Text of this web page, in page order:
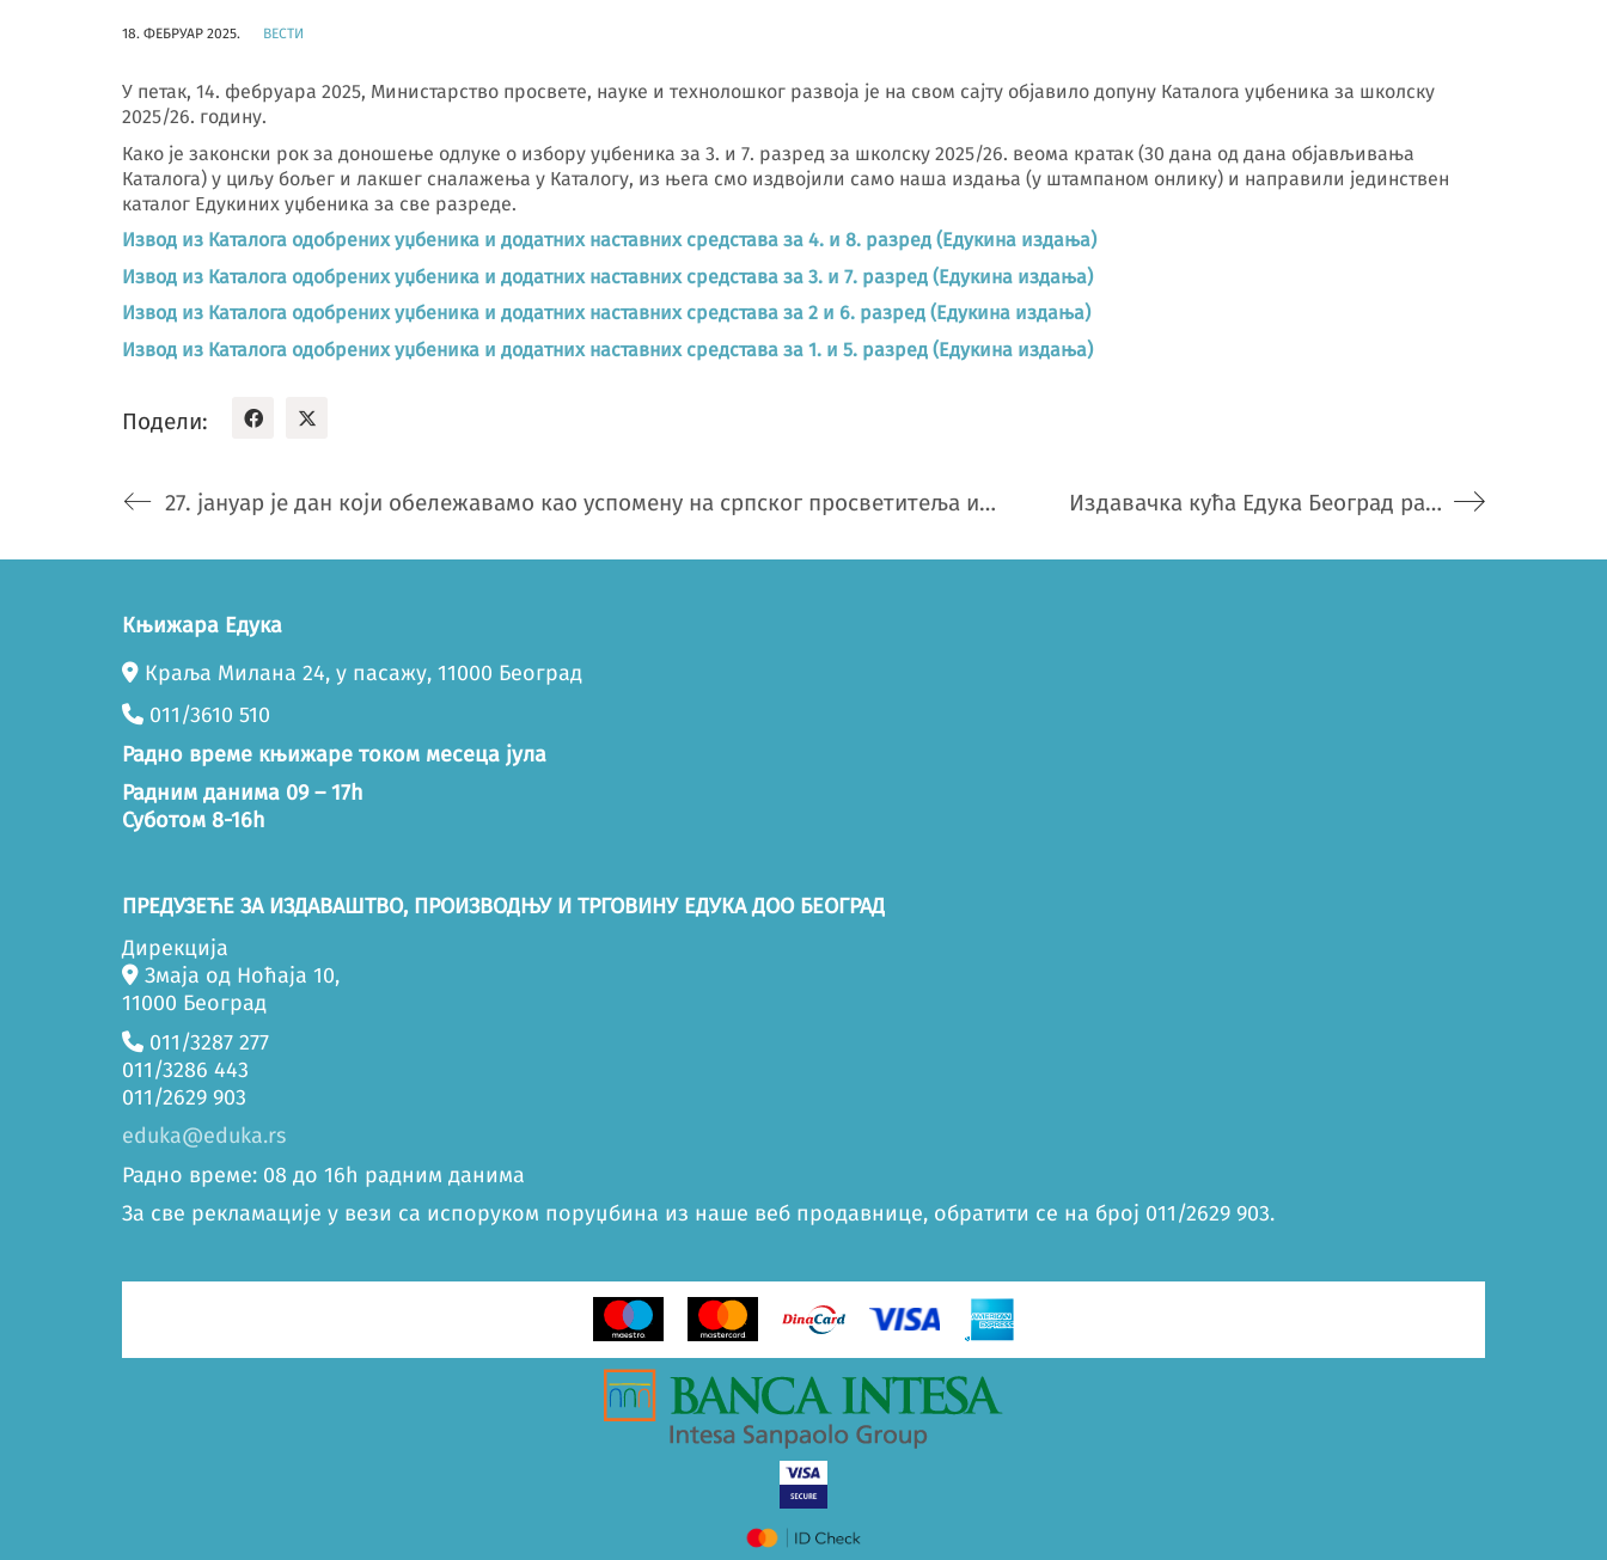
18. ФЕБРУАР 2025. ВЕСТИ
У петак, 14. фебруара 2025, Министарство просвете, науке и технолошког развоја је на свом сајту објавило допуну Каталога уџбеника за школску
2025/26. годину.
Како је законски рок за доношење одлуке о избору уџбеника за 3. и 7. разред за школску 2025/26. веома кратак (30 дана од дана објављивања
Каталога) у циљу бољег и лакшег сналажења у Каталогу, из њега смо издвојили само наша издања (у штампаном онлику) и направили јединствен
каталог Едукиних уџбеника за све разреде.
Извод из Каталога одобрених уџбеника и додатних наставних средстава за 4. и 8. разред (Едукина издања)
Извод из Каталога одобрених уџбеника и додатних наставних средстава за 3. и 7. разред (Едукина издања)
Извод из Каталога одобрених уџбеника и додатних наставних средстава за 2 и 6. разред (Едукина издања)
Извод из Каталога одобрених уџбеника и додатних наставних средстава за 1. и 5. разред (Едукина издања)
Подели:
27. јануар је дан који обележавамо као успомену на српског просветитеља и првог српског архиепископа. Желимо вам срећну школску славу – Светог Саву! Издавачка кућа Едука Београд расписује наградни КОНКУРС ЧАС ЗА УГЛЕД
Књижара Едука
Краља Милана 24, у пасажу, 11000 Београд
011/3610 510
Радно време књижаре током месеца јула
Радним данима 09 – 17h
Суботом 8-16h
ПРЕДУЗЕЋЕ ЗА ИЗДАВАШТВО, ПРОИЗВОДЊУ И ТРГОВИНУ ЕДУКА ДОО БЕОГРАД
Дирекција
Змаја од Ноћаја 10,
11000 Београд
011/3287 277
011/3286 443
011/2629 903
eduka@eduka.rs
Радно време: 08 до 16h радним данима
За све рекламације у вези са испоруком поруџбина из наше веб продавнице, обратити се на број 011/2629 903.